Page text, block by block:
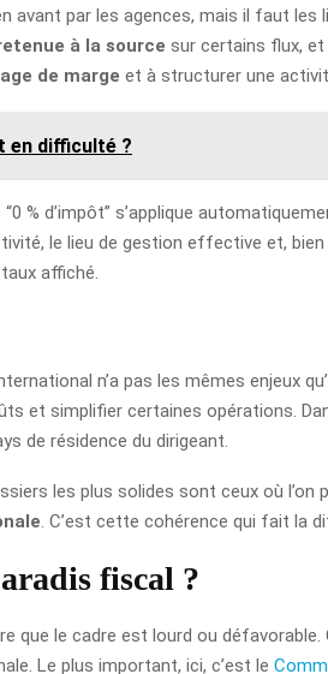
par les agences, mais il faut les
à la source sur certains flux, et
de marge et à structurer une
en difficulté ?
% d’impôt” s’applique
le lieu de gestion effective et,
affiché.
n’a pas les mêmes enjeux
et simplifier certaines opérations.
de résidence du dirigeant.
les plus solides sont ceux où l’on
. C’est cette cohérence qui fait la
fiscal ?
que le cadre est lourd ou
Le plus important, ici, c’est le